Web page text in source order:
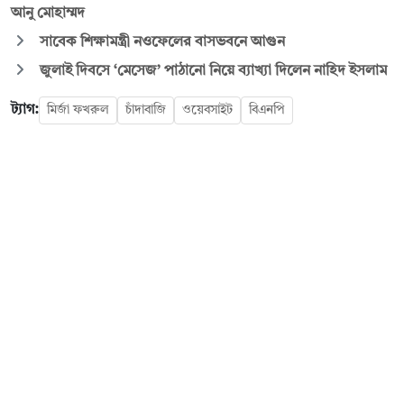
আনু মোহাম্মদ
সাবেক শিক্ষামন্ত্রী নওফেলের বাসভবনে আগুন
জুলাই দিবসে ‘মেসেজ’ পাঠানো নিয়ে ব্যাখ্যা দিলেন নাহিদ ইসলাম
ট্যাগ: মির্জা ফখরুল চাঁদাবাজি ওয়েবসাইট বিএনপি